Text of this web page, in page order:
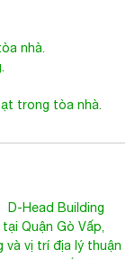
nhà.
trong tòa nhà.
D-Head Building
Quận Gò Vấp,
và vị trí địa lý thuận